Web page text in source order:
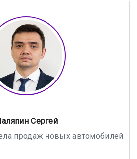
Сергей
продаж новых автомобилей